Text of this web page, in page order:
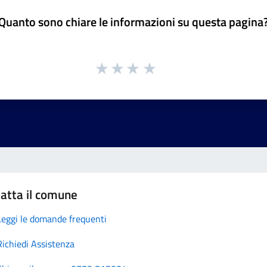
sono chiare le informazioni su questa
il comune
le domande frequenti
Assistenza